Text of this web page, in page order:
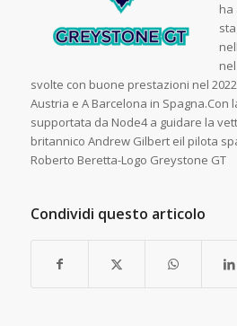
ha
svolte con buone prestazioni nel
Austria e A Barcelona in Spagna.Con
supportata da Node4 a guidare la
britannico Andrew Gilbert eil pilota
Roberto Beretta-Logo Greystone GT
Condividi questo articolo